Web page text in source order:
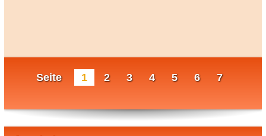
Seite 1 2 3 4 5 6 7